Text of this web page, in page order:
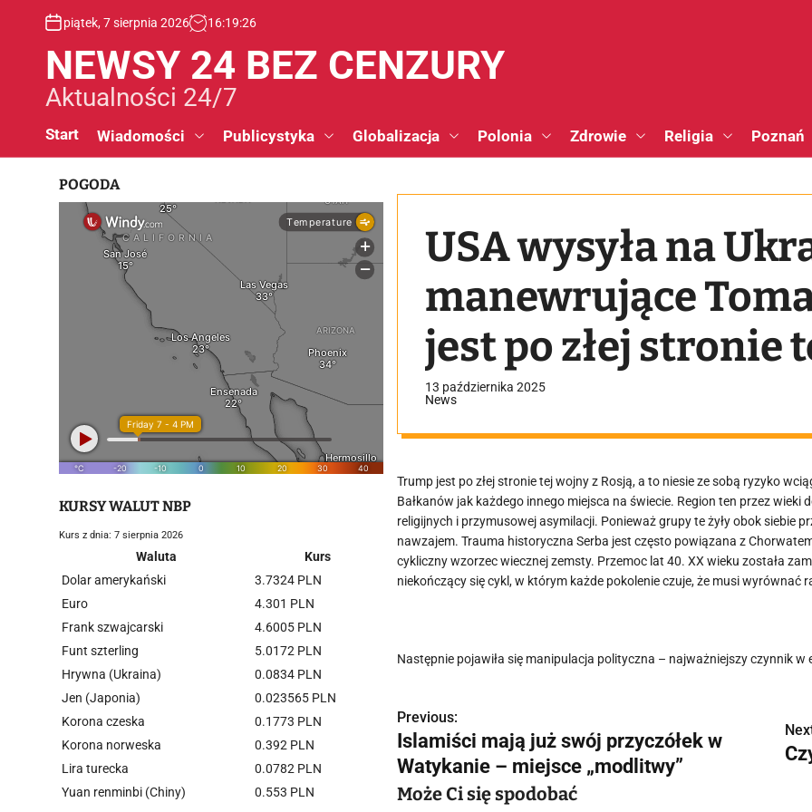
piątek, 7 sierpnia 2026 16:19:27
NEWSY 24 BEZ CENZURY
Aktualności 24/7
Start Wiadomości Publicystyka Globalizacja Polonia Zdrowie Religia Poznań
USA wysyła na
manewrujące
jest po złej stronie
13 października 2025
News
Trump jest po złej stronie tej wojny z Rosją, a to niesie ze sobą ryzyko
Bałkanów jak każdego innego miejsca na świecie. Region ten przez
religijnych i przymusowej asymilacji. Ponieważ grupy te żyły obok siebie
nawzajem. Trauma historyczna Serba jest często powiązana z
cykliczny wzorzec wiecznej zemsty. Przemoc lat 40. XX wieku została
niekończący się cykl, w którym każde pokolenie czuje, że musi wyrównać
Następnie pojawiła się manipulacja polityczna – najważniejszy czynnik
N
a
w
Previous:
Islamiści mają już swój przyczółek w
Watykanie – miejsce „modlitwy”
Może Ci się spodobać
POGODA
KURSY WALUT NBP
Kurs z dnia: 7 sierpnia 2026
Waluta
Kurs
Dolar amerykański
3.7324 PLN
Euro
4.301 PLN
Frank szwajcarski
4.6005 PLN
Funt szterling
5.0172 PLN
Hrywna (Ukraina)
0.0834 PLN
Jen (Japonia)
0.023565 PLN
Korona czeska
0.1773 PLN
Korona norweska
0.392 PLN
Lira turecka
0.0782 PLN
Yuan renminbi (Chiny)
0.553 PLN